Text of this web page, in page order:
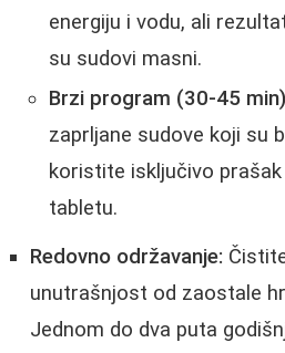
energiju i vodu, ali
su sudovi masni.
Brzi program (30-45
zaprljane sudove koji su
koristite isključivo prašak
tabletu.
Redovno održavanje:
unutrašnjost od zaostale
Jednom do dva puta